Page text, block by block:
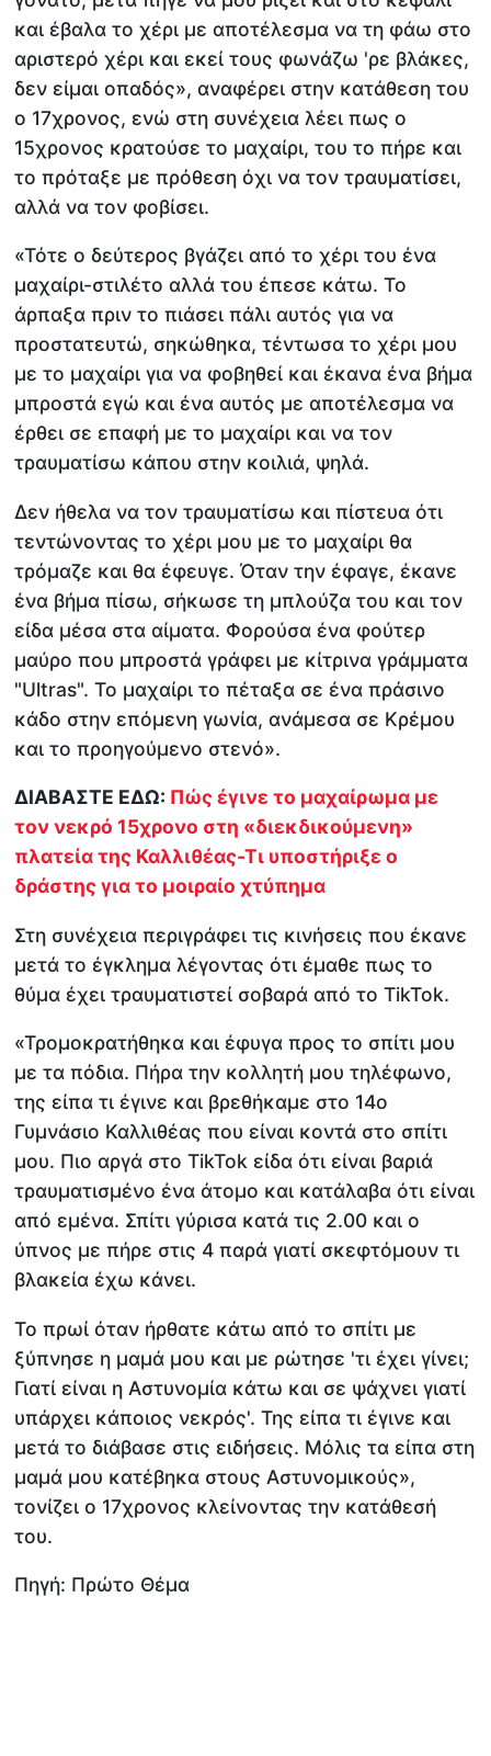
και έβαλα το χέρι με αποτέλεσμα να τη φάω στο
αριστερό χέρι και εκεί τους φωνάζω 'ρε βλάκες,
δεν είμαι οπαδός», αναφέρει στην κατάθεση του
ο 17χρονος, ενώ στη συνέχεια λέει πως ο
15χρονος κρατούσε το μαχαίρι, του το πήρε και
το πρόταξε με πρόθεση όχι να τον τραυματίσει,
αλλά να τον φοβίσει.
«Τότε ο δεύτερος βγάζει από το χέρι του ένα
μαχαίρι-στιλέτο αλλά του έπεσε κάτω. Το
άρπαξα πριν το πιάσει πάλι αυτός για να
προστατευτώ, σηκώθηκα, τέντωσα το χέρι μου
με το μαχαίρι για να φοβηθεί και έκανα ένα βήμα
μπροστά εγώ και ένα αυτός με αποτέλεσμα να
έρθει σε επαφή με το μαχαίρι και να τον
τραυματίσω κάπου στην κοιλιά, ψηλά.
Δεν ήθελα να τον τραυματίσω και πίστευα ότι
τεντώνοντας το χέρι μου με το μαχαίρι θα
τρόμαζε και θα έφευγε. Όταν την έφαγε, έκανε
ένα βήμα πίσω, σήκωσε τη μπλούζα του και τον
είδα μέσα στα αίματα. Φορούσα ένα φούτερ
μαύρο που μπροστά γράφει με κίτρινα γράμματα
"Ultras". Το μαχαίρι το πέταξα σε ένα πράσινο
κάδο στην επόμενη γωνία, ανάμεσα σε Κρέμου
και το προηγούμενο στενό».
ΔΙΑΒΑΣΤΕ ΕΔΩ: Πώς έγινε το μαχαίρωμα με
τον νεκρό 15χρονο στη «διεκδικούμενη»
πλατεία της Καλλιθέας-Τι υποστήριξε ο
δράστης για το μοιραίο χτύπημα
Στη συνέχεια περιγράφει τις κινήσεις που έκανε
μετά το έγκλημα λέγοντας ότι έμαθε πως το
θύμα έχει τραυματιστεί σοβαρά από το TikTok.
«Τρομοκρατήθηκα και έφυγα προς το σπίτι μου
με τα πόδια. Πήρα την κολλητή μου τηλέφωνο,
της είπα τι έγινε και βρεθήκαμε στο 14ο
Γυμνάσιο Καλλιθέας που είναι κοντά στο σπίτι
μου. Πιο αργά στο TikTok είδα ότι είναι βαριά
τραυματισμένο ένα άτομο και κατάλαβα ότι είναι
από εμένα. Σπίτι γύρισα κατά τις 2.00 και ο
ύπνος με πήρε στις 4 παρά γιατί σκεφτόμουν τι
βλακεία έχω κάνει.
Το πρωί όταν ήρθατε κάτω από το σπίτι με
ξύπνησε η μαμά μου και με ρώτησε 'τι έχει γίνει;
Γιατί είναι η Αστυνομία κάτω και σε ψάχνει γιατί
υπάρχει κάποιος νεκρός'. Της είπα τι έγινε και
μετά το διάβασε στις ειδήσεις. Μόλις τα είπα στη
μαμά μου κατέβηκα στους Αστυνομικούς»,
τονίζει ο 17χρονος κλείνοντας την κατάθεσή
του.
Πηγή: Πρώτο Θέμα